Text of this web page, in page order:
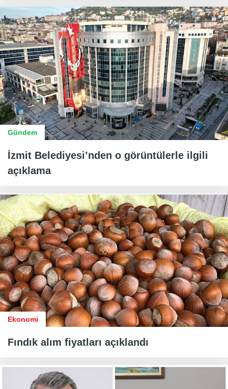
Gündem
İzmit Belediyesi’nden o görüntülerle ilgili
açıklama
Ekonomi
Fındık alım fiyatları açıklandı